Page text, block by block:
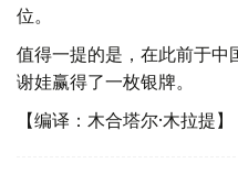
位。
值得一提的是，在此前于中
谢娃赢得了一枚银牌。
【编译：木合塔尔·木拉提】